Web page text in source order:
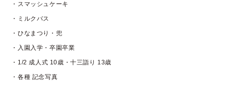
・スマッシュケーキ
・ミルクバス
・ひなまつり・兜
・入園入学・卒園卒業
・1/2 成人式 10歳・十三詣り 13歳
・各種 記念写真